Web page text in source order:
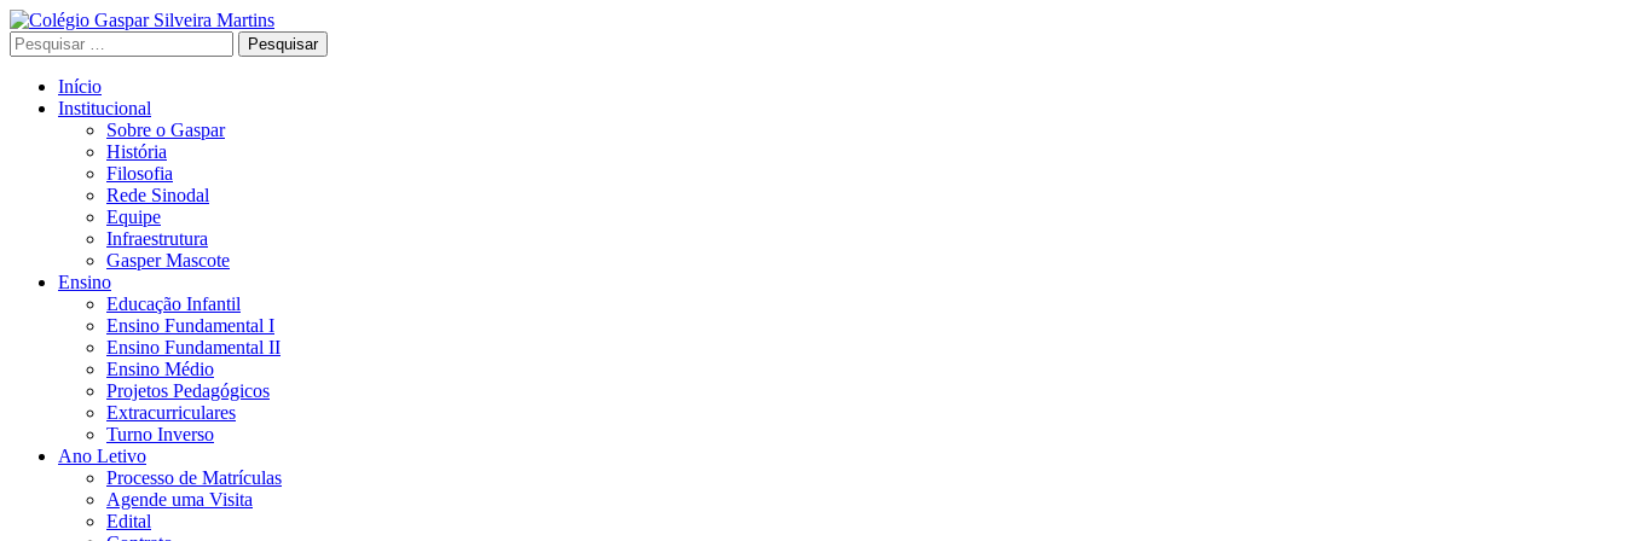
Skip
to
content
(Press
Enter)
Colégio Gaspar Silveira Martins
Escola que prepara para a vida
Pesquisar
por:
Início
Institucional
Sobre o Gaspar
História
Filosofia
Rede Sinodal
Equipe
Infraestrutura
Gasper Mascote
Ensino
Educação Infantil
Ensino Fundamental I
Ensino Fundamental II
Ensino Médio
Projetos Pedagógicos
Extracurriculares
Turno Inverso
Ano Letivo
Processo de Matrículas
Agende uma Visita
Edital